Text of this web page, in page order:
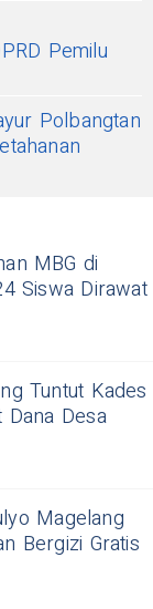
Pemilu
Polbangtan
MBG di
Siswa Dirawat
Tuntut Kades
Desa
Magelang
Bergizi Gratis